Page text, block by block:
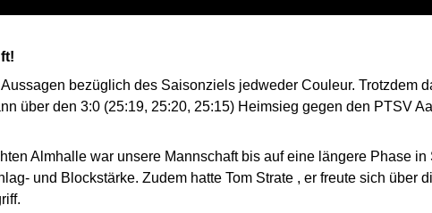
bezüglich des Saisonziels jedweder Couleur. Trotzdem
über den 3:0 (25:19, 25:20, 25:15) Heimsieg gegen den PTSV
Almhalle war unsere Mannschaft bis auf eine längere Phase
und Blockstärke. Zudem hatte Tom Strate , er freute sich über